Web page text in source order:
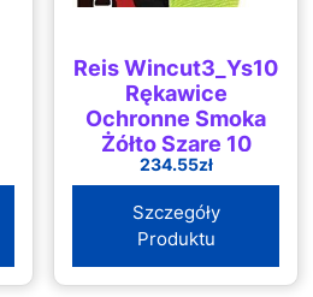
Reis Wincut3_Ys10
Rękawice
Ochronne Smoka
Żółto Szare 10
Rozmiarów
Opakowanie 12szt.
234.55zł
Szczegóły
Produktu